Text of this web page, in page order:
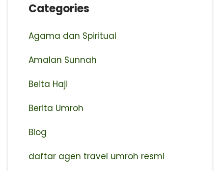
Categories
Agama dan Spiritual
Amalan Sunnah
Beita Haji
Berita Umroh
Blog
daftar agen travel umroh resmi